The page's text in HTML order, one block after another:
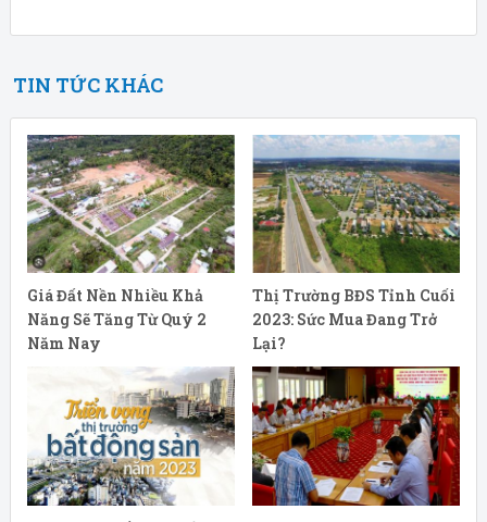
TIN TỨC KHÁC
Giá Đất Nền Nhiều Khả
Năng Sẽ Tăng Từ Quý 2
Năm Nay
Thị Trường BĐS Tỉnh Cuối
2023: Sức Mua Đang Trở
Lại?